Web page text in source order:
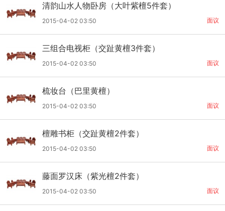
清韵山水人物卧房（大叶紫檀5件套）
面议
2015-04-02 03:50
三组合电视柜（交趾黄檀3件套）
面议
2015-04-02 03:50
梳妆台（巴里黄檀）
面议
2015-04-02 03:50
檀雕书柜（交趾黄檀2件套）
面议
2015-04-02 03:50
藤面罗汉床（紫光檀2件套）
面议
2015-04-02 03:50